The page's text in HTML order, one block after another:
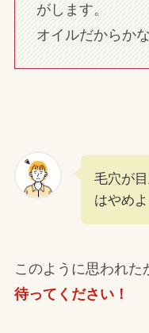
がします。
オイルだからかな
毛穴が
はやめ
このように思われた
待ってください！